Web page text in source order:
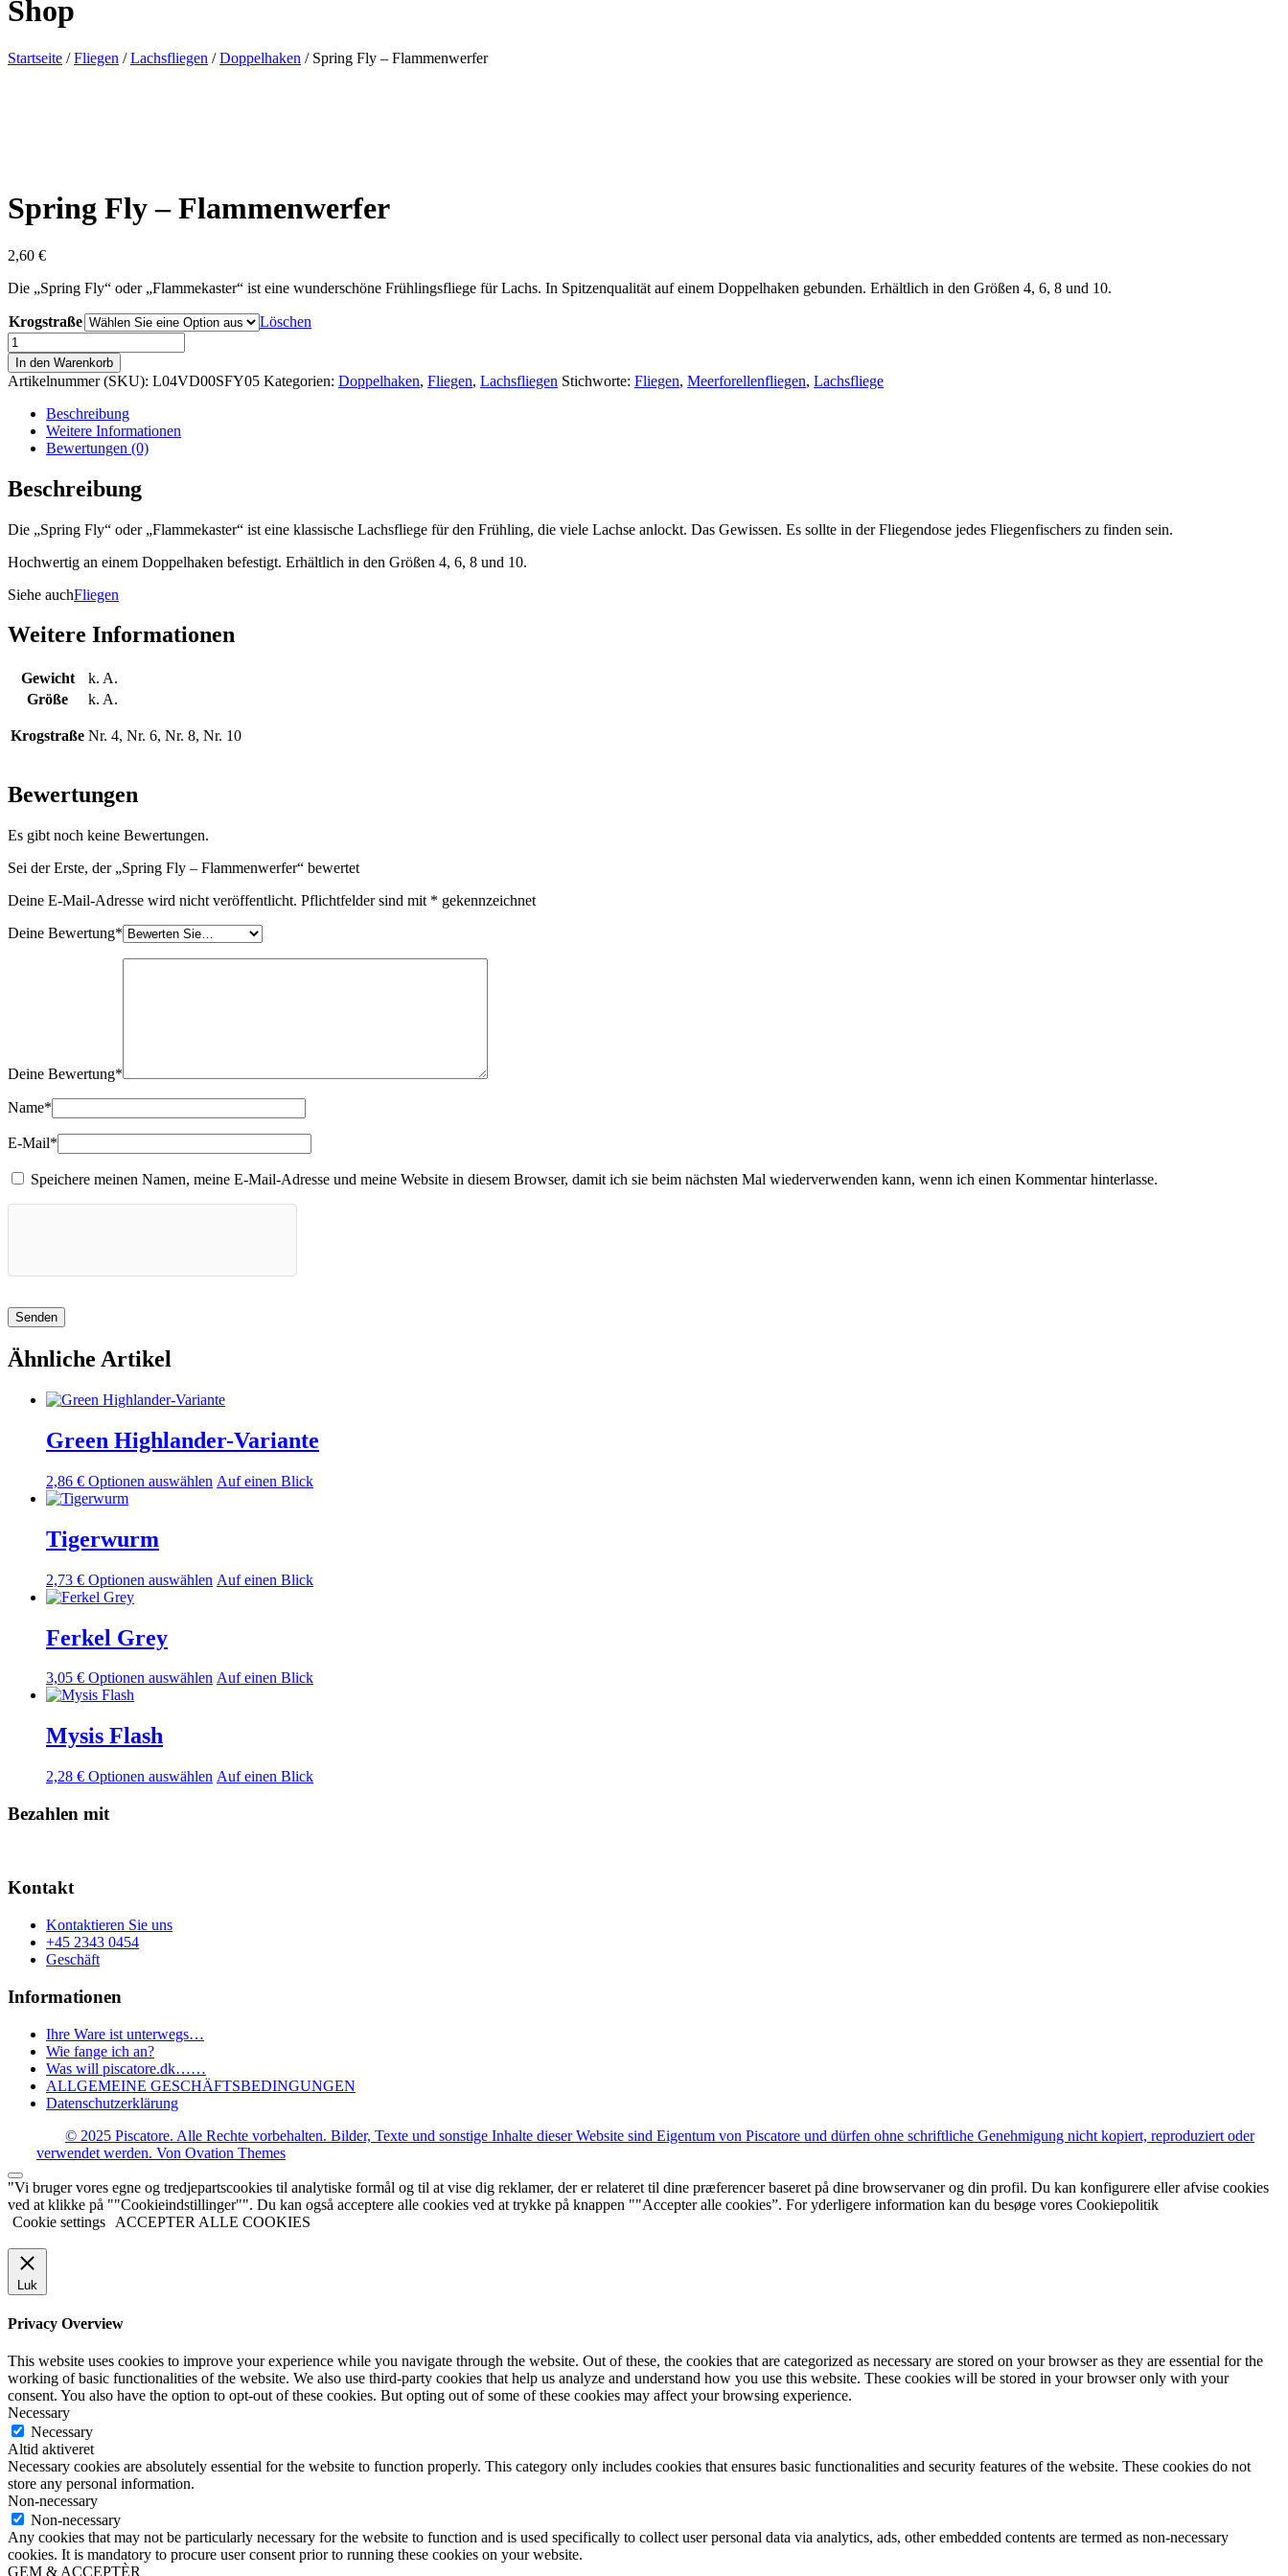
Shop
Startseite /Fliegen /Lachsfliegen /Doppelhaken / Spring Fly – Flammenwerfer
Spring Fly – Flammenwerfer
2,60 €
Die „Spring Fly“ oder „Flammekaster“ ist eine wunderschöne Frühlingsfliege für Lachs. In Spitzenqualität auf einem Doppelhaken gebunden. Erhältlich in den Größen 4, 6, 8 und 10.
Krogstraße
Löschen
Spring
Fly
–
Flammenwerfer,
Anzahl
In den Warenkorb
Artikelnummer (SKU): L04VD00SFY05 Kategorien: Doppelhaken, Fliegen, Lachsfliegen Stichworte: Fliegen, Meerforellenfliegen, Lachsfliege
Beschreibung
Weitere Informationen
Bewertungen (0)
Beschreibung
Die „Spring Fly“ oder „Flammekaster“ ist eine klassische Lachsfliege für den Frühling, die viele Lachse anlockt. Das Gewissen. Es sollte in der Fliegendose jedes Fliegenfischers zu finden sein.
Hochwertig an einem Doppelhaken befestigt. Erhältlich in den Größen 4, 6, 8 und 10.
Siehe auchFliegen
Weitere Informationen
Gewicht
k. A.
Größe
k. A.
Krogstraße Nr. 4, Nr. 6, Nr. 8, Nr. 10
Bewertungen
Es gibt noch keine Bewertungen.
Sei der Erste, der „Spring Fly – Flammenwerfer“ bewertet
Deine E-Mail-Adresse wird nicht veröffentlicht. Pflichtfelder sind mit * gekennzeichnet
Deine Bewertung*
Deine Bewertung*
Name*
E-Mail*
Speichere meinen Namen, meine E-Mail-Adresse und meine Website in diesem Browser, damit ich sie beim nächsten Mal wiederverwenden kann, wenn ich einen Kommentar hinterlasse.
Ähnliche Artikel
Green Highlander-Variante
2,86 € Optionen auswählen Dieses
erhältlich.
der
Produktseite
Auf einen Blick
Tigerwurm
2,73 € Optionen auswählen Dieses
erhältlich.
der
Produktseite
Auf einen Blick
Ferkel Grey
3,05 € Optionen auswählen Dieses
erhältlich.
Auf einen Blick
Mysis Flash
2,28 € Optionen auswählen Dieses
Auf einen Blick
Bezahlen mit
Kontakt
Kontaktieren Sie uns
+45 2343 0454
Geschäft
Informationen
Ihre Ware ist unterwegs…
Wie fange ich an?
Was will piscatore.dk……
ALLGEMEINE GESCHÄFTSBEDINGUNGEN
Datenschutzerklärung
© 2025 Piscatore. Alle Rechte vorbehalten. Bilder, Texte und sonstige Inhalte dieser Website sind Eigentum von Piscatore und dürfen ohne schriftliche Genehmigung nicht kopiert, reproduziert oder
verwendet werden. Von Ovation Themes
"Vi bruger vores egne og tredjepartscookies til analytiske formål og til at vise dig reklamer, der er relateret til dine præferencer baseret på dine browservaner og din profil. Du kan konfigurere eller afvise cookies
ved at klikke på ""Cookieindstillinger"". Du kan også acceptere alle cookies ved at trykke på knappen ""Accepter alle cookies”. For yderligere information kan du besøge vores Cookiepolitik
Cookie settings
ACCEPTER ALLE COOKIES
Luk
Privacy Overview
This website uses cookies to improve your experience while you navigate through the website. Out of these, the cookies that are categorized as necessary are stored on your browser as they are essential for the
working of basic functionalities of the website. We also use third-party cookies that help us analyze and understand how you use this website. These cookies will be stored in your browser only with your
consent. You also have the option to opt-out of these cookies. But opting out of some of these cookies may affect your browsing experience.
Necessary
Necessary
Altid aktiveret
Necessary cookies are absolutely essential for the website to function properly. This category only includes cookies that ensures basic functionalities and security features of the website. These cookies do not
store any personal information.
Non-necessary
Non-necessary
Any cookies that may not be particularly necessary for the website to function and is used specifically to collect user personal data via analytics, ads, other embedded contents are termed as non-necessary
cookies. It is mandatory to procure user consent prior to running these cookies on your website.
GEM & ACCEPTÈR